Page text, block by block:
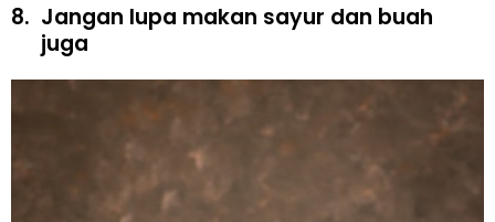
8. Jangan lupa makan sayur dan buah
juga